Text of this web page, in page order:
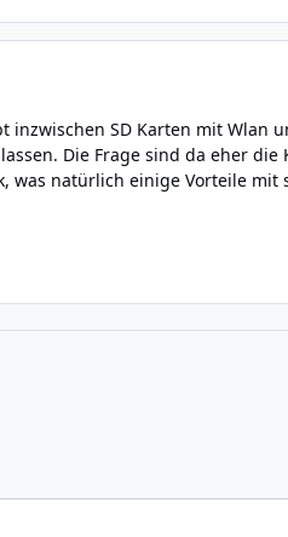
SD Karten mit Wlan
Die Frage sind da eher die
was natürlich einige Vorteile